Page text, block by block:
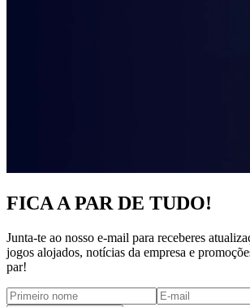
FICA A PAR DE TUDO!
Junta-te ao nosso e-mail para receberes
jogos alojados, notícias da empresa e
par!